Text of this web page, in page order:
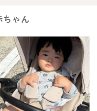
ちゃん